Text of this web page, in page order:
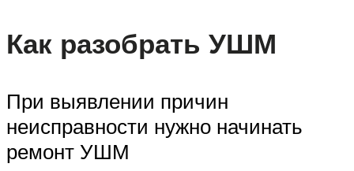
Как разобрать УШМ
При выявлении причин
неисправности нужно начинать
ремонт УШМ